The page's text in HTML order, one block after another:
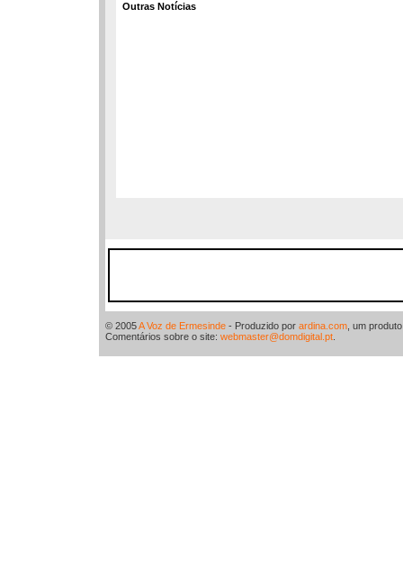
Outras Notícias
© 2005A Voz de Ermesinde - Produzido por ardina.com , um
Comentários sobre o site: webmaster@domdigital.pt